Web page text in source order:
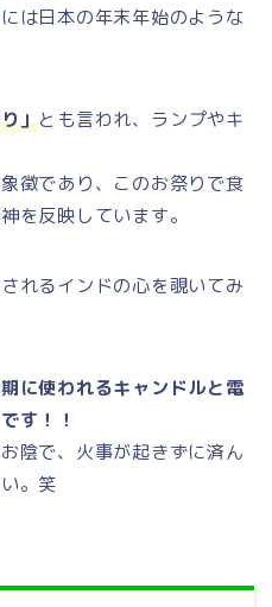
は日本の年末年始のような
」とも言われ、ランプやキ
徴であり、このお祭りで食
を反映しています。
れるインドの心を覗いてみ
に使われるキャンドルと電
す！！
陰で、火事が起きずに済ん
。笑